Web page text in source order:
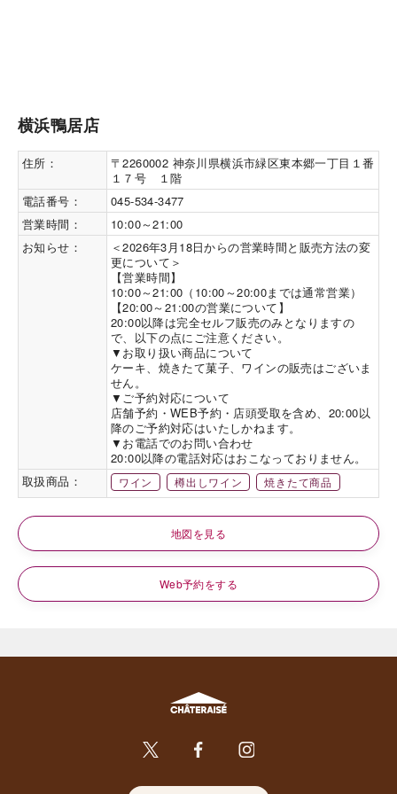
横浜鴨居店
住所：
〒2260002 神奈川県横浜市緑区東本郷一丁目１番
１７号 １階
電話番号：
045-534-3477
営業時間：
10:00～21:00
お知らせ：
＜2026年3月18日からの営業時間と販売方法の変
更について＞
【営業時間】
10:00～21:00（10:00～20:00までは通常営業）
【20:00～21:00の営業について】
20:00以降は完全セルフ販売のみとなりますの
で、以下の点にご注意ください。
▼お取り扱い商品について
ケーキ、焼きたて菓子、ワインの販売はございま
せん。
▼ご予約対応について
店舗予約・WEB予約・店頭受取を含め、20:00以
降のご予約対応はいたしかねます。
▼お電話でのお問い合わせ
20:00以降の電話対応はおこなっておりません。
取扱商品：
ワイン 樽出しワイン 焼きたて商品
地図を見る
Web予約をする